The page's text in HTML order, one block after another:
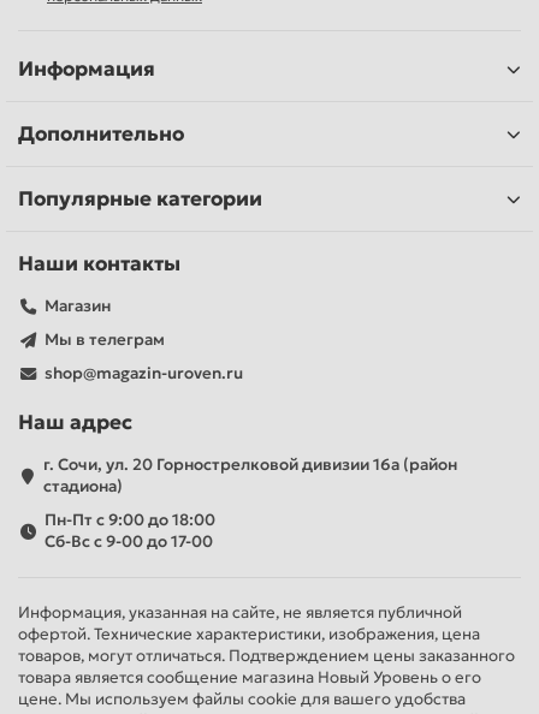
Информация
Дополнительно
Популярные категории
Наши контакты
Магазин
Мы в телеграм
shop@magazin-uroven.ru
Наш адрес
г. Сочи, ул. 20 Горнострелковой дивизии 16а (район
стадиона)
Пн-Пт с 9:00 до 18:00
Сб-Вс с 9-00 до 17-00
Информация, указанная на сайте, не является публичной
офертой. Технические характеристики, изображения, цена
товаров, могут отличаться. Подтверждением цены заказанного
товара является сообщение магазина Новый Уровень о его
цене. Мы используем файлы cookie для вашего удобства